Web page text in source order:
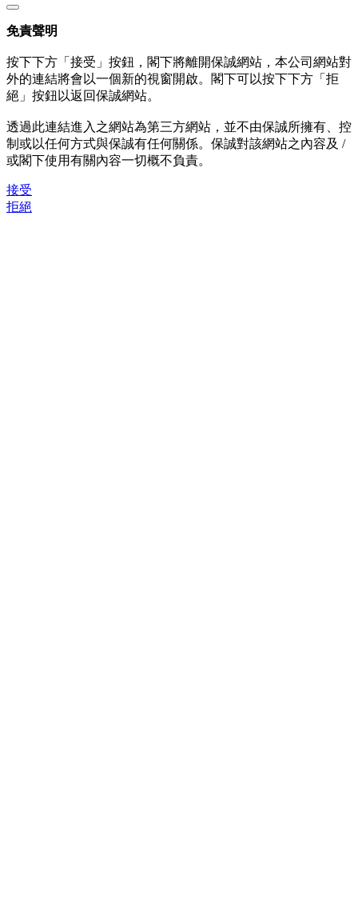
免責聲明
按下下方「接受」按鈕，閣下將離開保誠網站，本公司網站對
外的連結將會以一個新的視窗開啟。閣下可以按下下方「拒
絕」按鈕以返回保誠網站。
透過此連結進入之網站為第三方網站，並不由保誠所擁有、控
制或以任何方式與保誠有任何關係。保誠對該網站之內容及 /
或閣下使用有關內容一切概不負責。
接受
拒絕